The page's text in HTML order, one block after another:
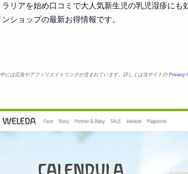
リアを始め口コミで大人気新生児の乳児湿疹に
ショップの最新お得情報です。
には広告やアフィリエイトリンクが含まれています。詳しくは当サイトのPrivacy